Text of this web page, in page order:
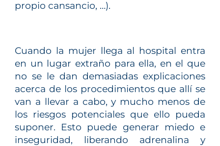
propio cansancio, …).
Cuando la mujer llega al hospital entra
en un lugar extraño para ella, en el que
no se le dan demasiadas explicaciones
acerca de los procedimientos que allí se
van a llevar a cabo, y mucho menos de
los riesgos potenciales que ello pueda
suponer. Esto puede generar miedo e
inseguridad, liberando adrenalina y